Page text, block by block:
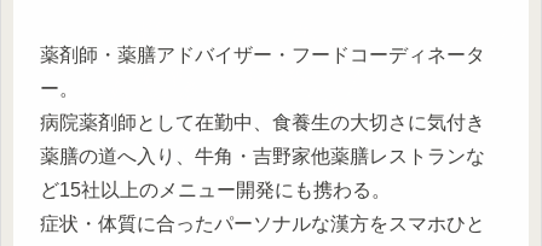
薬剤師・薬膳アドバイザー・フードコーディネータ
ー。
病院薬剤師として在勤中、食養生の大切さに気付き
薬膳の道へ入り、牛角・吉野家他薬膳レストランな
ど15社以上のメニュー開発にも携わる。
症状・体質に合ったパーソナルな漢方をスマホひと